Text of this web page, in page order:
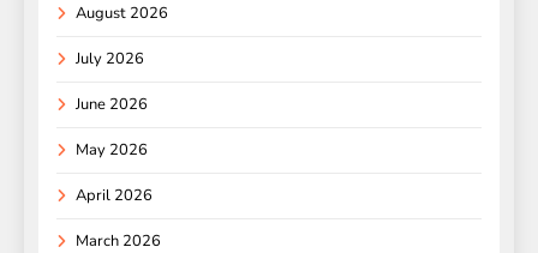
August 2026
July 2026
June 2026
May 2026
April 2026
March 2026